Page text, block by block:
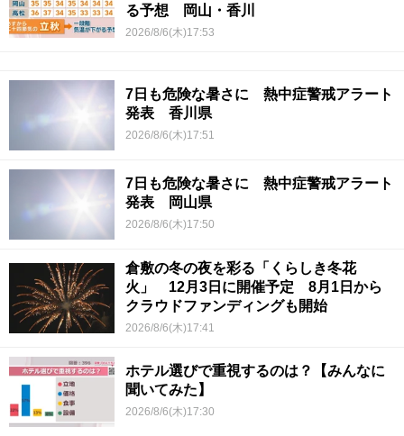
る予想 岡山・香川
2026/8/6(木)17:53
7日も危険な暑さに 熱中症警戒アラート
発表 香川県
2026/8/6(木)17:51
7日も危険な暑さに 熱中症警戒アラート
発表 岡山県
2026/8/6(木)17:50
倉敷の冬の夜を彩る「くらしき冬花
火」 12月3日に開催予定 8月1日から
クラウドファンディングも開始
2026/8/6(木)17:41
ホテル選びで重視するのは？【みんなに
聞いてみた】
2026/8/6(木)17:30